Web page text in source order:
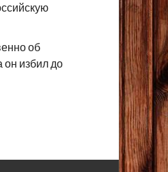
об
он избил до